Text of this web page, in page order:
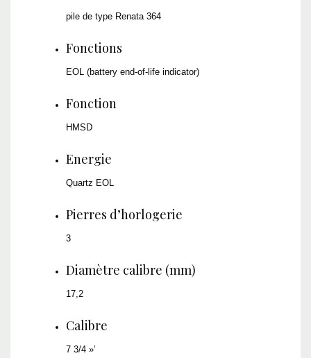
pile de type Renata 364
Fonctions
EOL (battery end-of-life indicator)
Fonction
HMSD
Energie
Quartz EOL
Pierres d’horlogerie
3
Diamètre calibre (mm)
17,2
Calibre
7 3/4 »’